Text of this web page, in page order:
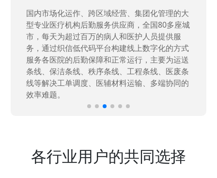
国家“一五”期间156个重点项目之一。属于国家
高新技术企业，在信息化升级建设中，存在大
量“小、散、碎”的信息化需求，需要投入大量人
力资源进行开发，通过引入织信低代码平台，解
决当下遇到的各类业务难题，提升整体的IT研发
效率。
各行业用户的共同选择